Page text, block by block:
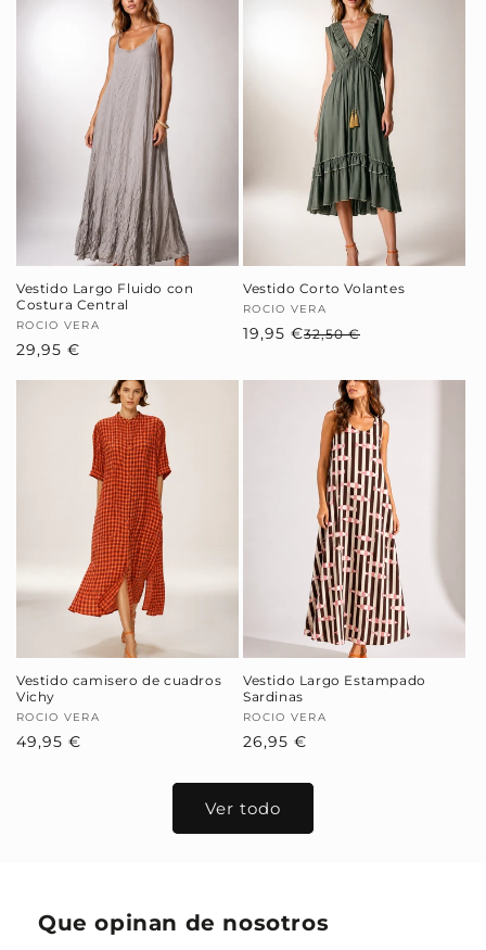
Vestido Largo Fluido con
Costura Central
Proveedor:
ROCIO VERA
Precio
29,95 €
Vestido Corto Volantes
Proveedor:
ROCIO VERA
32,50 €
oferta
19,95 €
Vestido camisero de cuadros
Vichy
Proveedor:
ROCIO VERA
Precio
49,95 €
Vestido Largo Estampado
Sardinas
Proveedor:
ROCIO VERA
Precio
26,95 €
Ver todo
Que opinan de nosotros